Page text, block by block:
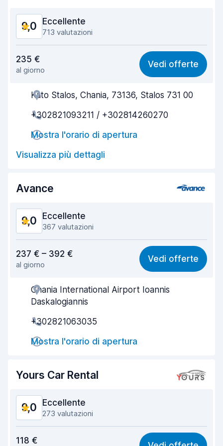
9,0 Eccellente
713 valutazioni
8,8
Facile da trovare 9,3
Gentilezza degli agenti
Rapidità del ritiro
Rapidità della riconsegna
Pulizia del veicolo
Condizioni dell'auto
235 €
al giorno
Vedi offerte
Kato Stalos, Chania, 73136, Stalos 731 00
+302821093211 / +302814260270
Mostra l'orario di apertura
Visualizza più dettagli
Avance
9,0 Eccellente
367 valutazioni
8,6
Facile da trovare 9,5
Gentilezza degli agenti
Condizioni dell'auto 8,3
237 € – 392 €
al giorno
Vedi offerte
Chania International Airport Ioannis
Daskalogiannis
+302821063035
Mostra l'orario di apertura
Yours Car Rental
9,0 Eccellente
273 valutazioni
8,7
118 €